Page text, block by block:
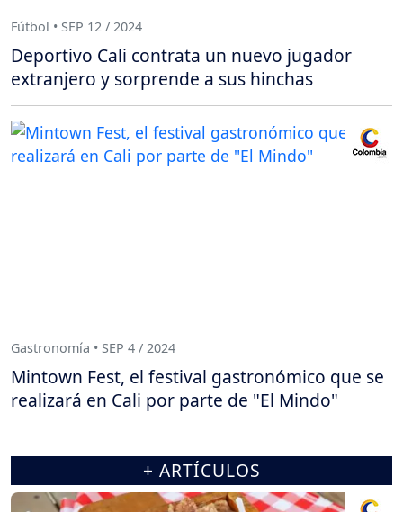
Fútbol • SEP 12 / 2024
Deportivo Cali contrata un nuevo jugador
extranjero y sorprende a sus hinchas
Gastronomía • SEP 4 / 2024
Mintown Fest, el festival gastronómico que se
realizará en Cali por parte de "El Mindo"
+ ARTÍCULOS